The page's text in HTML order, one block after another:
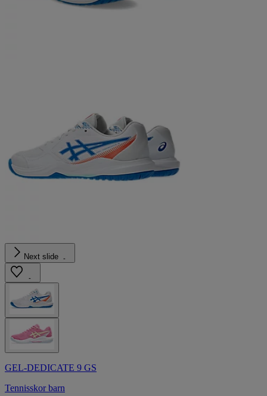
Next slide
GEL-DEDICATE 9 GS
Tennisskor barn